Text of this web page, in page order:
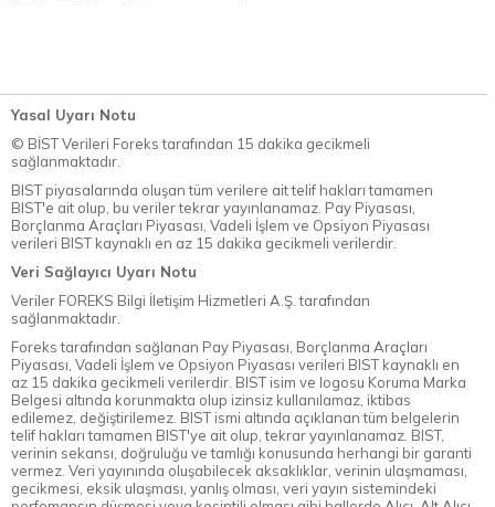
Yasal Uyarı Notu
© BİST Verileri Foreks tarafından 15 dakika gecikmeli
sağlanmaktadır.
BIST piyasalarında oluşan tüm verilere ait telif hakları tamamen
BIST'e ait olup, bu veriler tekrar yayınlanamaz. Pay Piyasası,
Borçlanma Araçları Piyasası, Vadeli İşlem ve Opsiyon Piyasası
verileri BIST kaynaklı en az 15 dakika gecikmeli verilerdir.
Veri Sağlayıcı Uyarı Notu
Veriler FOREKS Bilgi İletişim Hizmetleri A.Ş. tarafından
sağlanmaktadır.
Foreks tarafından sağlanan Pay Piyasası, Borçlanma Araçları
Piyasası, Vadeli İşlem ve Opsiyon Piyasası verileri BIST kaynaklı en
az 15 dakika gecikmeli verilerdir. BIST isim ve logosu Koruma Marka
Belgesi altında korunmakta olup izinsiz kullanılamaz, iktibas
edilemez, değiştirilemez. BIST ismi altında açıklanan tüm belgelerin
telif hakları tamamen BIST'ye ait olup, tekrar yayınlanamaz. BIST,
verinin sekansı, doğruluğu ve tamlığı konusunda herhangi bir garanti
vermez. Veri yayınında oluşabilecek aksaklıklar, verinin ulaşmaması,
gecikmesi, eksik ulaşması, yanlış olması, veri yayın sistemindeki